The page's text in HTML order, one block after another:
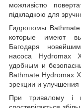
можливістю
підкладкою для
Гидропомы
которые имеют
Багодаря
насоса Hydromax
удобным и
Bathmate Hydromax
эрекции и улучшения
При тривалому і